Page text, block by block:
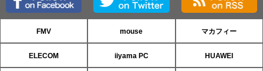
FMV mouse マカフィー
ELECOM iiyama PC HUAWEI